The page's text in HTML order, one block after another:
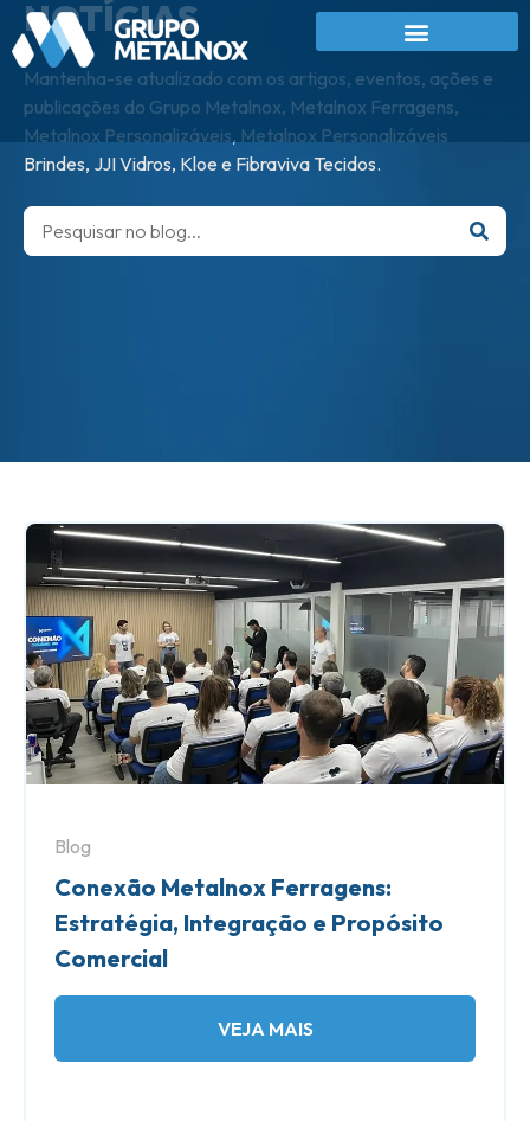
NOTÍCIAS
Mantenha-se atualizado com os artigos, eventos, ações e
publicações do Grupo Metalnox, Metalnox Ferragens,
Metalnox Personalizáveis, Metalnox Personalizáveis
Brindes, JJI Vidros, Kloe e Fibraviva Tecidos.
Blog
Conexão Metalnox Ferragens:
Estratégia, Integração e Propósito
Comercial
VEJA MAIS